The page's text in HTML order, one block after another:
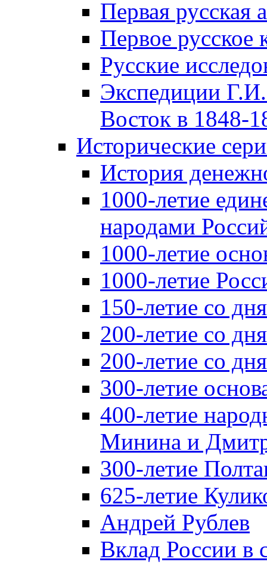
Первая русская
Первое русское
Русские
Экспедиции
Восток в 1848-
Исторические
История
1000-летие
народами
1000-летие
1000-летие
150-летие со
200-летие со
200-летие со
300-летие
400-летие
Минина и
300-летие
625-летие
Андрей Рублев
Вклад России в